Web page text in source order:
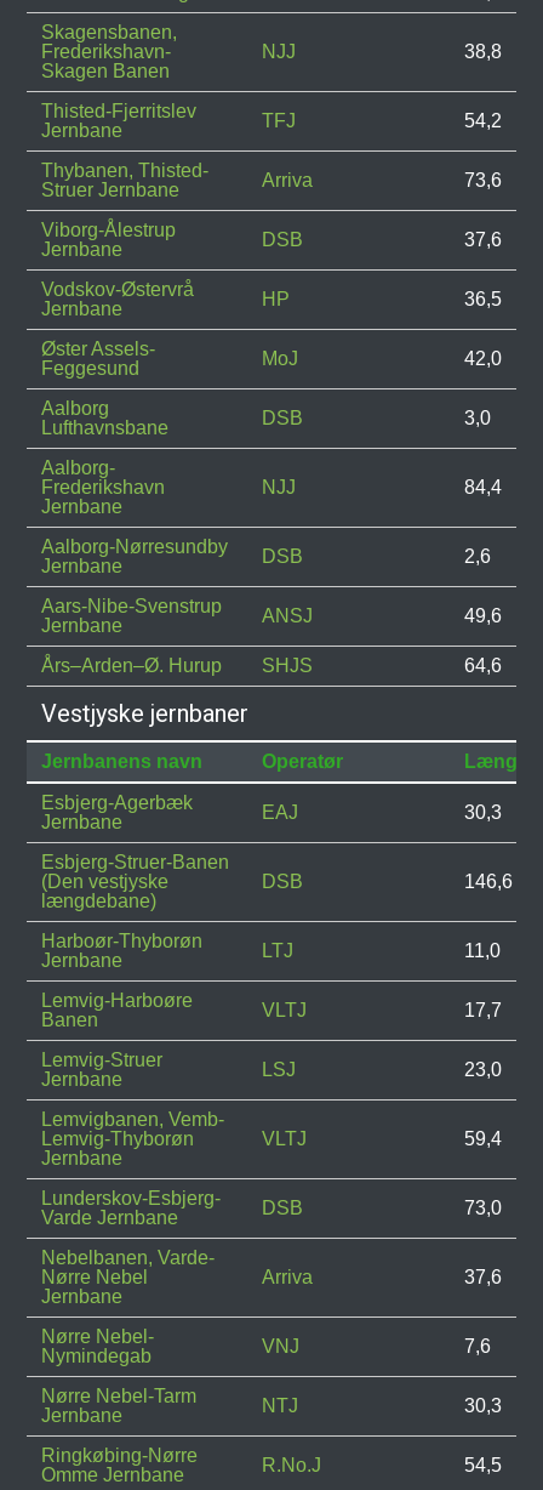
Skagensbanen,
Frederikshavn-
Skagen Banen
NJJ 38,8
Thisted-Fjerritslev
Jernbane
TFJ 54,2
Thybanen, Thisted-
Struer Jernbane
Arriva 73,6
Viborg-Ålestrup
Jernbane
DSB 37,6
Vodskov-Østervrå
Jernbane
HP 36,5
Øster Assels-
Feggesund
MoJ 42,0
Aalborg
Lufthavnsbane
DSB 3,0
Aalborg-
Frederikshavn
Jernbane
NJJ 84,4
Aalborg-Nørresundby
Jernbane
DSB 2,6
Aars-Nibe-Svenstrup
Jernbane
ANSJ 49,6
Års–Arden–Ø. Hurup SHJS 64,6
Vestjyske jernbaner
Jernbanens navn Operatør
Længde
Esbjerg-Agerbæk
Jernbane
EAJ 30,3
Esbjerg-Struer-Banen
(Den vestjyske
længdebane)
DSB 146,6
Harboør-Thyborøn
Jernbane
LTJ 11,0
Lemvig-Harboøre
Banen
VLTJ 17,7
Lemvig-Struer
Jernbane
LSJ 23,0
Lemvigbanen, Vemb-
Lemvig-Thyborøn
Jernbane
VLTJ 59,4
Lunderskov-Esbjerg-
Varde Jernbane
DSB 73,0
Nebelbanen, Varde-
Nørre Nebel
Jernbane
Arriva 37,6
Nørre Nebel-
Nymindegab
VNJ 7,6
Nørre Nebel-Tarm
Jernbane
NTJ 30,3
Ringkøbing-Nørre
Omme Jernbane
R.No.J 54,5